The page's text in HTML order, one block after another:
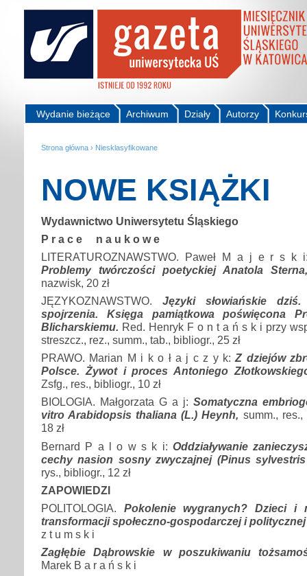
Autorzy
Działy
Archiwum
Wydanie bieżące
Strona główna › Niesklasyfikowane
NOWE KSIĄŻKI
Wydawnictwo Uniwersytetu Śląskiego
P r a c e n a u k o w e
LITERATUROZNAWSTWO. Paweł M a j e r s k
Problemy twórczości poetyckiej Anatola Sterna,
nazwisk, 20 zł
JĘZYKOZNAWSTWO. Języki słowiańskie
spojrzenia. Księga pamiątkowa poświęcona
Blicharskiemu. Red. Henryk F o n t a ń s k i przy
streszcz., rez., summ., tab., bibliogr., 25 zł
PRAWO. Marian M i k o ł a j c z y k:Z dziejów
Polsce. Żywot i proces Antoniego
Zsfg., res., bibliogr., 10 zł
BIOLOGIA. Małgorzata G a j: Somatyczna
vitro Arabidopsis thaliana (L.) Heynh, summ.,
18 zł
Bernard P a l o w s k i: Oddziaływanie
cechy nasion sosny zwyczajnej (Pinus
rys., bibliogr., 12 zł
ZAPOWIEDZI
POLITOLOGIA. Pokolenie wygranych? Dzieci i
transformacji społeczno-gospodarczej i
z t u m s k i
Zagłębie Dąbrowskie w poszukiwaniu
Marek B a r a ń s k i